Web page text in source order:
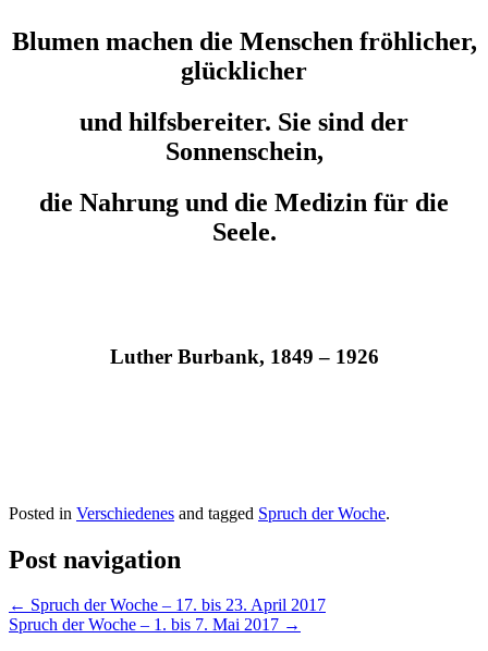
Blumen machen die Menschen fröhlicher,
glücklicher
und hilfsbereiter. Sie sind der
Sonnenschein,
die Nahrung und die Medizin für die
Seele.
Luther Burbank, 1849 – 1926
Posted in Verschiedenes and tagged Spruch der Woche.
Post navigation
← Spruch der Woche – 17. bis 23. April 2017
Spruch der Woche – 1. bis 7. Mai 2017 →